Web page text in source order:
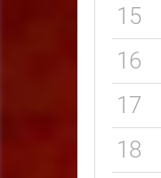
15
16
17
18